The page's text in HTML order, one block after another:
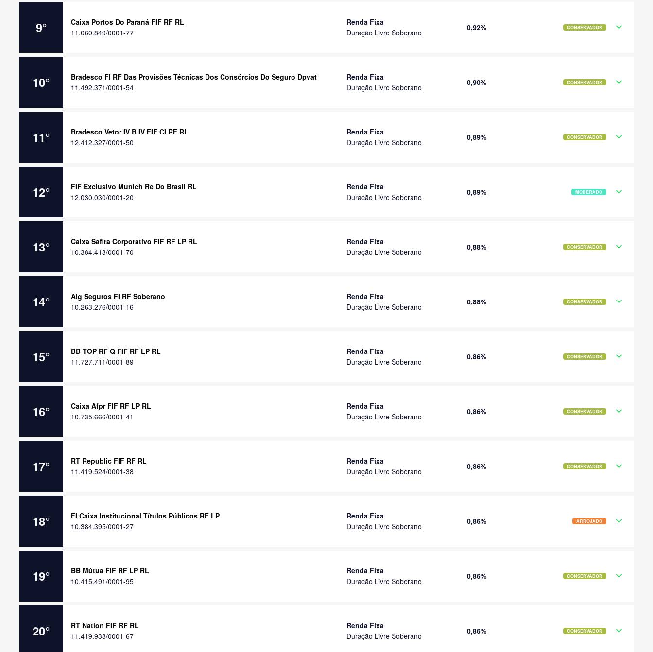
9°
Caixa Portos Do Paraná FIF RF RL
11.060.849/0001-77
Renda Fixa
Duração Livre Soberano
0,92% CONSERVADOR
10°
Bradesco FI RF Das Provisões Técnicas Dos Consórcios Do Seguro Dpvat
11.492.371/0001-54
Renda Fixa
Duração Livre Soberano
0,90% CONSERVADOR
11°
Bradesco Vetor IV B IV FIF CI RF RL
12.412.327/0001-50
Renda Fixa
Duração Livre Soberano
0,89% CONSERVADOR
12°
FIF Exclusivo Munich Re Do Brasil RL
12.030.030/0001-20
Renda Fixa
Duração Livre Soberano
0,89% MODERADO
13°
Caixa Safira Corporativo FIF RF LP RL
10.384.413/0001-70
Renda Fixa
Duração Livre Soberano
0,88% CONSERVADOR
14°
Aig Seguros FI RF Soberano
10.263.276/0001-16
Renda Fixa
Duração Livre Soberano
0,88% CONSERVADOR
15°
BB TOP RF Q FIF RF LP RL
11.727.711/0001-89
Renda Fixa
Duração Livre Soberano
0,86% CONSERVADOR
16°
Caixa Afpr FIF RF LP RL
10.735.666/0001-41
Renda Fixa
Duração Livre Soberano
0,86% CONSERVADOR
17°
RT Republic FIF RF RL
11.419.524/0001-38
Renda Fixa
Duração Livre Soberano
0,86% CONSERVADOR
18°
FI Caixa Institucional Títulos Públicos RF LP
10.384.395/0001-27
Renda Fixa
Duração Livre Soberano
0,86% ARROJADO
19°
BB Mútua FIF RF LP RL
10.415.491/0001-95
Renda Fixa
Duração Livre Soberano
0,86% CONSERVADOR
20°
RT Nation FIF RF RL
11.419.938/0001-67
Renda Fixa
Duração Livre Soberano
0,86% CONSERVADOR